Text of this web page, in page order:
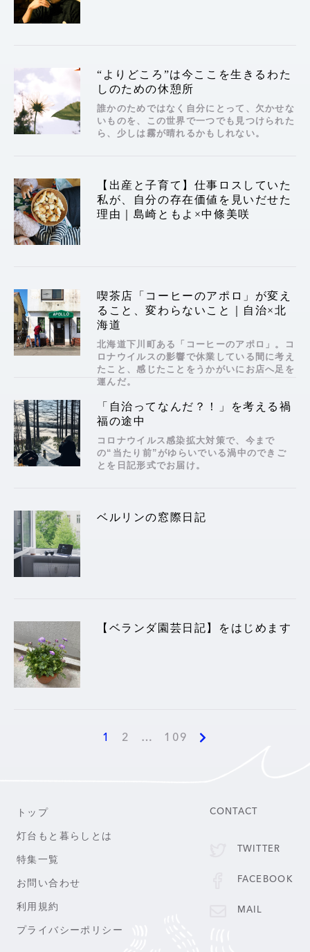
“よりどころ”は今ここを生きるわた
しのための休憩所
誰かのためではなく自分にとって、欠かせな
いものを、この世界で一つでも見つけられた
ら、少しは霧が晴れるかもしれない。
【出産と子育て】仕事ロスしていた
私が、自分の存在価値を見いだせた
理由｜島崎ともよ×中條美咲
喫茶店「コーヒーのアポロ」が変え
ること、変わらないこと｜自治×北
海道
北海道下川町ある「コーヒーのアポロ」。コ
ロナウイルスの影響で休業している間に考え
たこと、感じたことをうかがいにお店へ足を
運んだ。
「自治ってなんだ？！」を考える禍
福の途中
コロナウイルス感染拡大対策で、今まで
の“当たり前”がゆらいでいる渦中のできご
とを日記形式でお届け。
ベルリンの窓際日記
【ベランダ園芸日記】をはじめます
1 2 … 109
トップ
灯台もと暮らしとは
特集一覧
お問い合わせ
利用規約
プライバシーポリシー
CONTACT
TWITTER
FACEBOOK
MAIL